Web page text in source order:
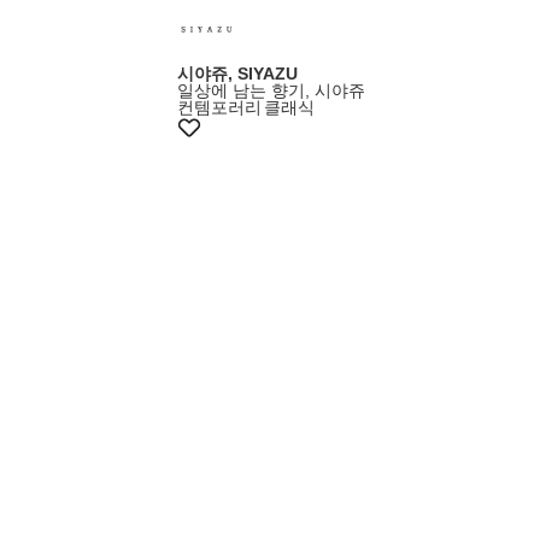
시야쥬, SIYAZU
일상에 남는 향기, 시야쥬
컨템포러리 클래식